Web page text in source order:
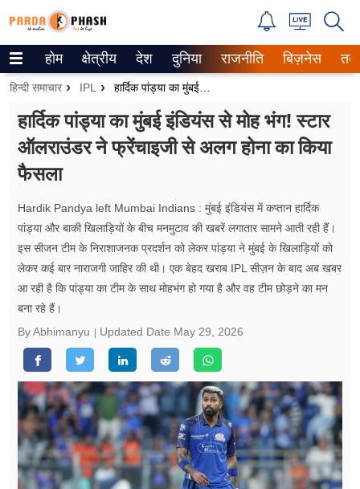
Trending on Google News
ePaper
वेब स्टोरीज
उत्तर प्रदेश
गैलरी
वीडियो
रिलेशनशिप
जीवन मंत्रा
फूड
सेहत
ब्‍यूटी
जॉब्स
होम क्षेत्रीय देश दुनिया राजनीति बिज़नेस
हिन्दी समाचार IPL
हार्दिक पांड्या का मुंबई इंडियंस से मोह भंग! स्टार
ऑलराउंडर ने फ्रेंचाइजी से अलग होना का किया
फैसला
Hardik Pandya left Mumbai Indians : मुंबई इंडियंस में कप्तान हार्दिक
पांड्या और बाकी खिलाड़ियों के बीच मनमुटाव की खबरें लगातार सामने आती रही हैं।
इस सीजन टीम के निराशाजनक प्रदर्शन को लेकर पांड्या ने मुंबई के खिलाड़ियों को
लेकर कई बार नाराजगी जाहिर की थी। एक बेहद खराब IPL सीज़न के बाद अब खबर
आ रही है कि पांड्या का टीम के साथ मोहभंग हो गया है और वह टीम छोड़ने का मन
बना रहे हैं।
By Abhimanyu
Updated Date May 29, 2026